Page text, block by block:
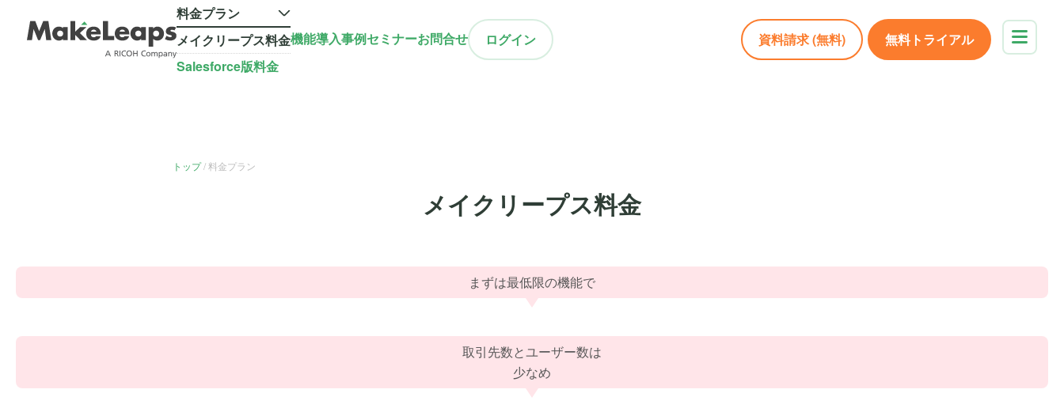
料金プラン
メイクリープス料金
Salesforce版料金
機能導入事例セミナーお問合せ ログイン 資料請求 (無料) 無料トライアル
トップ 料金プラン
メイクリープス料金
まずは最低限の機能で
取引先数とユーザー数は
少なめ